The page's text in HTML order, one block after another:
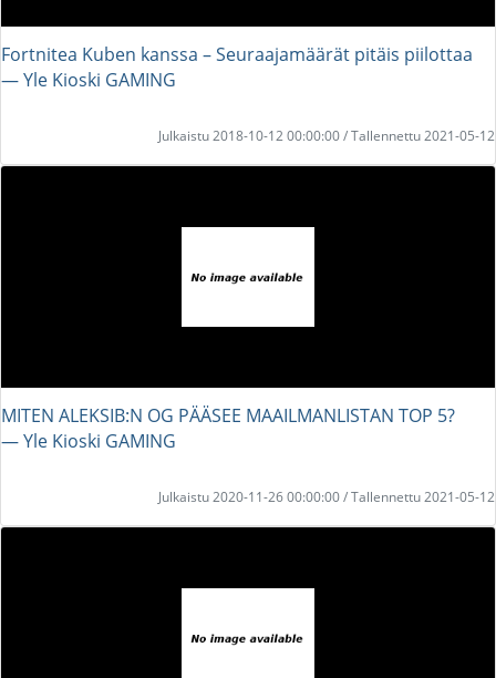
Fortnitea Kuben kanssa – Seuraajamäärät pitäis piilottaa
― Yle Kioski GAMING
Julkaistu 2018-10-12 00:00:00 / Tallennettu 2021-05-12
MITEN ALEKSIB:N OG PÄÄSEE MAAILMANLISTAN TOP 5?
― Yle Kioski GAMING
Julkaistu 2020-11-26 00:00:00 / Tallennettu 2021-05-12